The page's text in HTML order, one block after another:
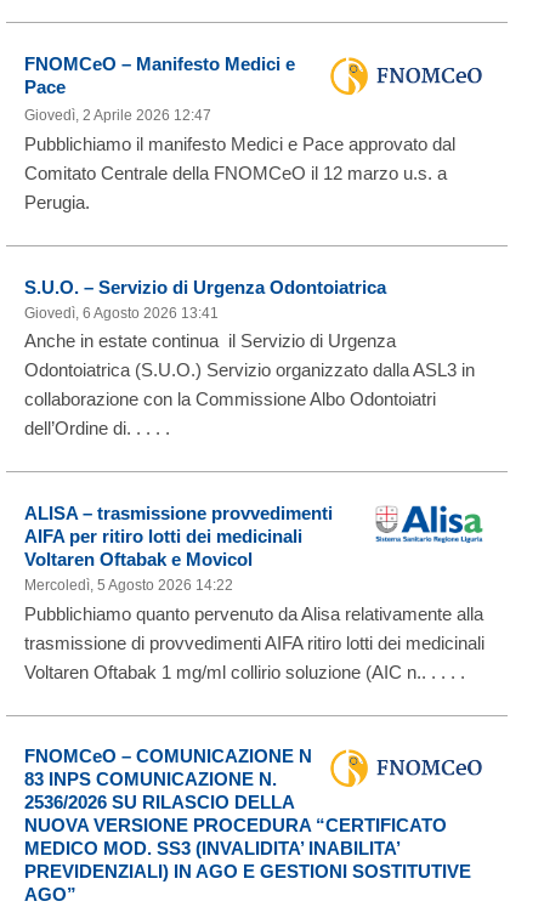
FNOMCeO – Manifesto Medici e
Pace
Giovedì, 2 Aprile 2026 12:47
Pubblichiamo il manifesto Medici e Pace approvato dal
Comitato Centrale della FNOMCeO il 12 marzo u.s. a
Perugia.
S.U.O. – Servizio di Urgenza Odontoiatrica
Giovedì, 6 Agosto 2026 13:41
Anche in estate continua il Servizio di Urgenza
Odontoiatrica (S.U.O.) Servizio organizzato dalla ASL3 in
collaborazione con la Commissione Albo Odontoiatri
dell’Ordine di. . . . .
ALISA – trasmissione provvedimenti
AIFA per ritiro lotti dei medicinali
Voltaren Oftabak e Movicol
Mercoledì, 5 Agosto 2026 14:22
Pubblichiamo quanto pervenuto da Alisa relativamente alla
trasmissione di provvedimenti AIFA ritiro lotti dei medicinali
Voltaren Oftabak 1 mg/ml collirio soluzione (AIC n.. . . . .
FNOMCeO – COMUNICAZIONE N
83 INPS COMUNICAZIONE N.
2536/2026 SU RILASCIO DELLA
NUOVA VERSIONE PROCEDURA “CERTIFICATO
MEDICO MOD. SS3 (INVALIDITA’ INABILITA’
PREVIDENZIALI) IN AGO E GESTIONI SOSTITUTIVE
AGO”